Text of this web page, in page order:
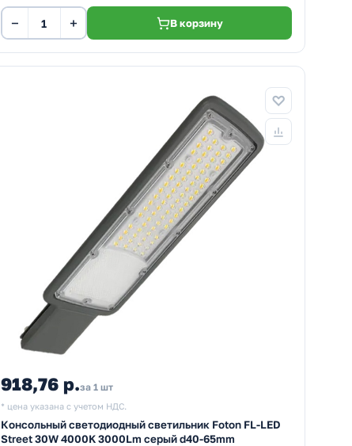
− + В корзину
918,76 р.за 1 шт
* цена указана с учетом НДС.
Консольный светодиодный светильник Foton FL-LED
Street 30W 4000K 3000Lm серый d40-65mm